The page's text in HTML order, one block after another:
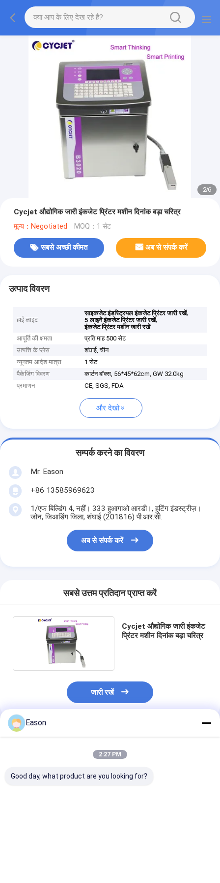
2/6
Cycjet औद्योगिक जारी इंकजेट प्रिंटर मशीन दिनांक बड़ा चरित्र
मूल्य：Negotiated MOQ：1 सेट
सबसे अच्छी कीमत अब से संपर्क करें
उत्पाद विवरण
हाई लाइट
साइकजेट इंडस्ट्रियल इंकजेट प्रिंटर जारी रखें,
5 लाइनें इंकजेट प्रिंटर जारी रखें,
इंकजेट प्रिंटर मशीन जारी रखें
आपूर्ति की क्षमता
प्रति माह 500 सेट
उत्पत्ति के प्लेस
शंघाई, चीन
न्यूनतम आदेश मात्रा
1 सेट
पैकेजिंग विवरण
कार्टन बॉक्स, 56*45*62cm, GW 32.0kg
प्रमाणन
CE, SGS, FDA
और देखो
सम्पर्क करने का विवरण
Mr. Eason
+86 13585969623
1/एफ बिल्डिंग 4, नहीं। 333 हुआगाओ आरडी।, हुटिंग इंडस्ट्रीज़।
जोन, जिआडिंग जिला, शंघाई (201816) पी.आर.सी.
अब से संपर्क करें
सबसे उत्तम प्रतिदान प्राप्त करें
Cycjet औद्योगिक जारी इंकजेट
प्रिंटर मशीन दिनांक बड़ा चरित्र
जारी रखें
अनुशंसित उत्पाद
Eason
2:27 PM
Good day, what product are you looking for?